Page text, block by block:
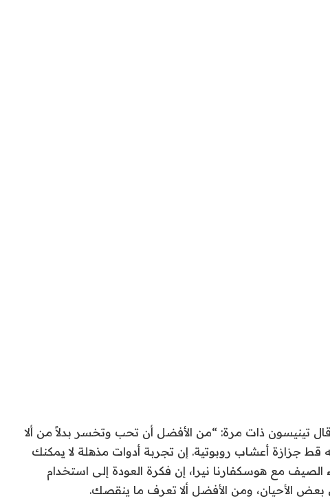
تينيسون ذات مرة: “من الأفضل أن تحب وتخسر ​​بدلاً من ألا
قط جزازة أعشاب روبوتية. إن تجربة أدوات مذهلة لا يمكنك
الصيف مع هوسكفارنا نيرا، إن فكرة العودة إلى استخدام
بعض الأحيان، ومن الأفضل ألا تعرف ما ينقصك.